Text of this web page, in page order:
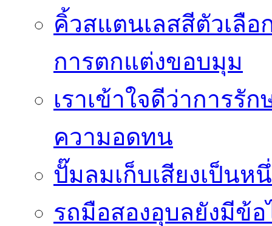
คิ้วสแตนเลสสีตัวเลื
การตกแต่งขอบมุม
เราเข้าใจดีว่าการรั
ความอดทน
ปั๊มลมเก็บเสียงเป็น
รถมือสองอุบลยังมีข้อ